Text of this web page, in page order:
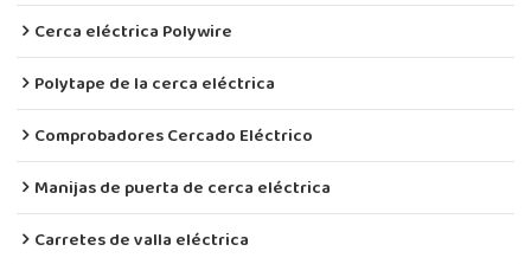
Cerca eléctrica Polywire
Polytape de la cerca eléctrica
Comprobadores Cercado Eléctrico
Manijas de puerta de cerca eléctrica
Carretes de valla eléctrica